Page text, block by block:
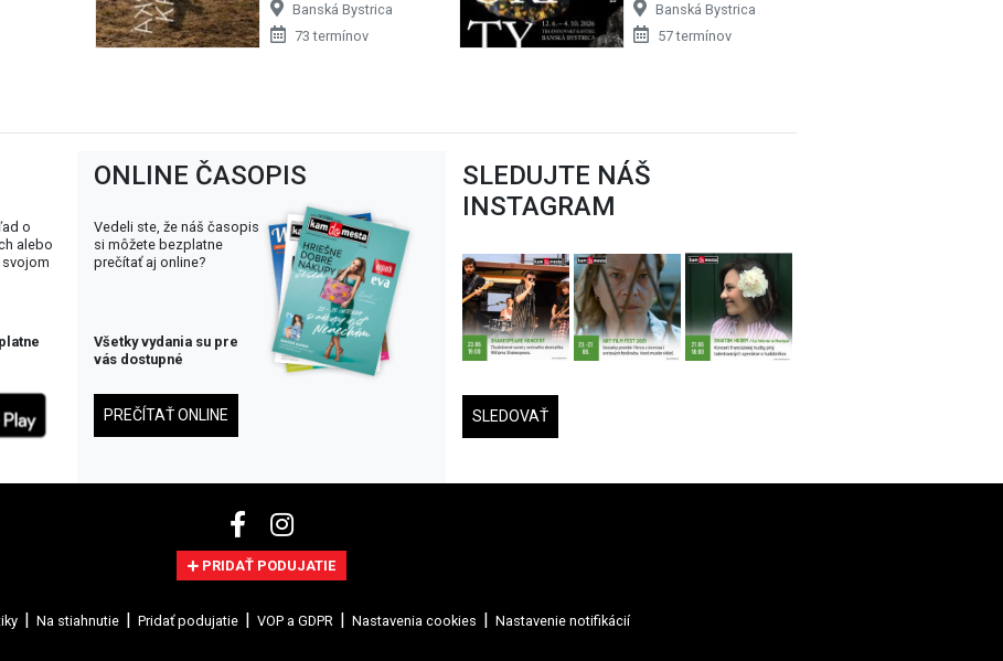
Banská Bystrica
73 termínov
Banská Bystrica
57 termínov
o
alebo
svojom
ONLINE ČASOPIS
Vedeli ste, že náš časopis
si môžete bezplatne
prečítať aj online?
Všetky vydania su pre
vás dostupné
PREČÍTAŤ ONLINE
SLEDUJTE NÁŠ
INSTAGRAM
SLEDOVAŤ
PRIDAŤ PODUJATIE
Na stiahnutie Pridať podujatie VOP a GDPR Nastavenia cookies Nastavenie notifikácií